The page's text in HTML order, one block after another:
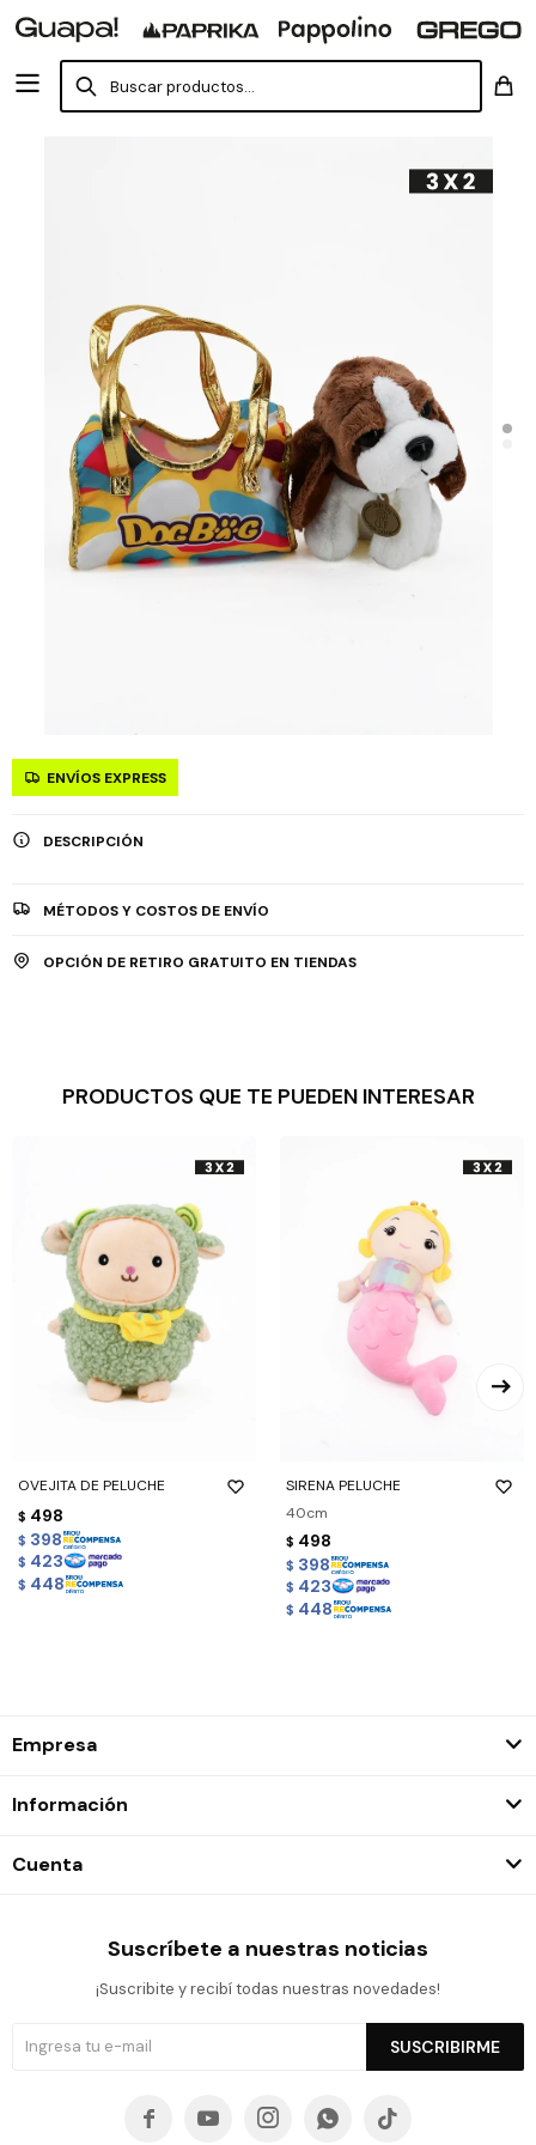
ENVÍOS EXPRESS
DESCRIPCIÓN
MÉTODOS Y COSTOS DE ENVÍO
OPCIÓN DE RETIRO GRATUITO EN TIENDAS
PRODUCTOS QUE TE PUEDEN INTERESAR
OVEJITA DE PELUCHE
$ 498
$ 398
$ 423
$ 448
SIRENA PELUCHE
40cm
$ 498
$ 398
$ 423
$ 448
Empresa
Información
Cuenta
Suscríbete a nuestras noticias
¡Suscribite y recibí todas nuestras novedades!
SUSCRIBIRME
    